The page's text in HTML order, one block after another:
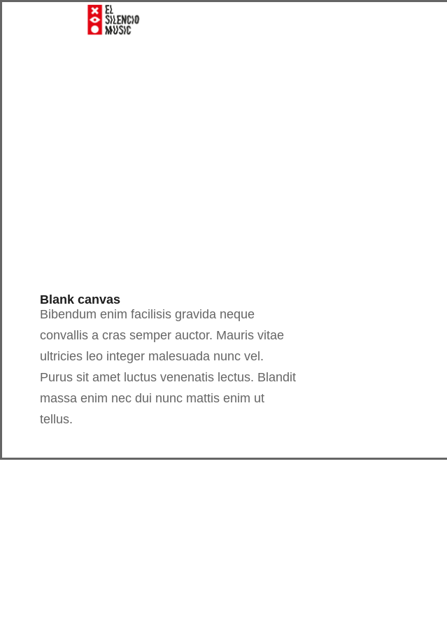
Blank canvas
Bibendum enim facilisis gravida neque
convallis a cras semper auctor. Mauris vitae
ultricies leo integer malesuada nunc vel.
Purus sit amet luctus venenatis lectus. Blandit
massa enim nec dui nunc mattis enim ut
tellus.